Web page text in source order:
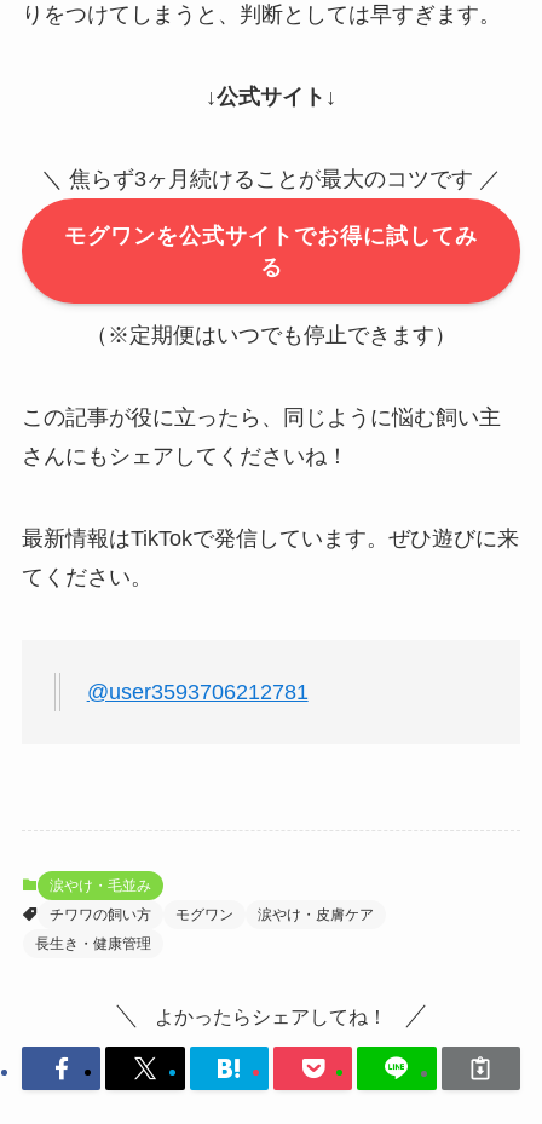
りをつけてしまうと、判断としては早すぎます。
↓公式サイト↓
＼ 焦らず3ヶ月続けることが最大のコツです ／
モグワンを公式サイトでお得に試してみ
る
（※定期便はいつでも停止できます）
この記事が役に立ったら、同じように悩む飼い主
さんにもシェアしてくださいね！
最新情報はTikTokで発信しています。ぜひ遊びに来
てください。
@user3593706212781
涙やけ・毛並み
チワワの飼い方
モグワン
涙やけ・皮膚ケア
長生き・健康管理
よかったらシェアしてね！